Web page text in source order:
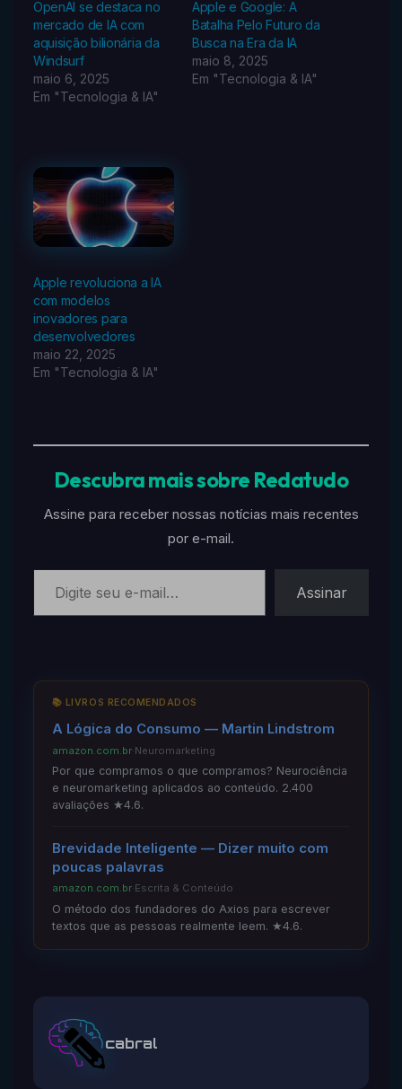
OpenAI se destaca no
mercado de IA com
aquisição bilionária da
Windsurf
maio 6, 2025
Em "Tecnologia & IA"
Apple e Google: A
Batalha Pelo Futuro da
Busca na Era da IA
maio 8, 2025
Em "Tecnologia & IA"
Apple revoluciona a IA
com modelos
inovadores para
desenvolvedores
maio 22, 2025
Em "Tecnologia & IA"
Descubra mais sobre Redatudo
Assine para receber nossas notícias mais recentes
por e-mail.
Digite seu e-mail…
Assinar
📚 LIVROS RECOMENDADOS
A Lógica do Consumo — Martin Lindstrom
amazon.com.br·Neuromarketing
Por que compramos o que compramos? Neurociência
e neuromarketing aplicados ao conteúdo. 2.400
avaliações ★4.6.
Brevidade Inteligente — Dizer muito com
poucas palavras
amazon.com.br·Escrita & Conteúdo
O método dos fundadores do Axios para escrever
textos que as pessoas realmente leem. ★4.6.
cabral